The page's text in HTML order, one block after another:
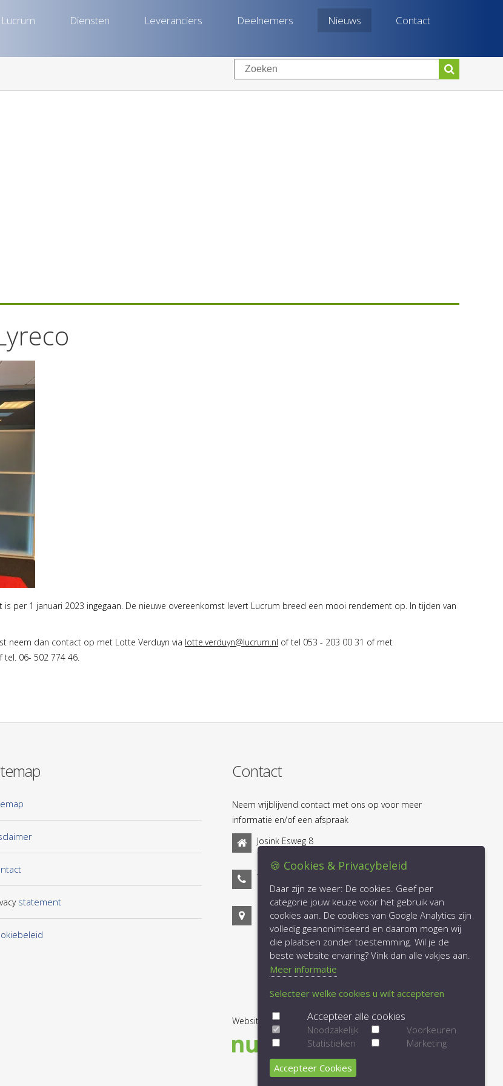
Diensten Leveranciers Deelnemers Nieuws
Contact
per 1 januari 2023 ingegaan. De nieuwe overeenkomst levert Lucrum breed een mooi rendement op. In tijden van
neem dan contact op met Lotte Verduyn via lotte.verduyn@lucrum.nl of tel 053 - 203 00 31 of met
tel. 06- 502 774 46.
statement
Contact
Neem vrijblijvend contact met ons op voor meer
informatie en/of een afspraak
Josink Esweg 8
7545 PN Enschede
Telefoon: 053-2030031
Email:info@lucrum.nl
Plan uw route!
Website gerealiseerd door
🍪 Cookies & Privacybeleid
Daar zijn ze weer: De cookies. Geef per
categorie jouw keuze voor het gebruik van
cookies aan. De cookies van Google Analytics zijn
volledig geanonimiseerd en daarom mogen wij
die plaatsen zonder toestemming. Wil je de
beste website ervaring? Vink dan alle vakjes aan.
Meer informatie
Selecteer welke cookies u wilt accepteren
Accepteer alle cookies
Noodzakelijk
Voorkeuren
Statistieken
Marketing
Accepteer Cookies